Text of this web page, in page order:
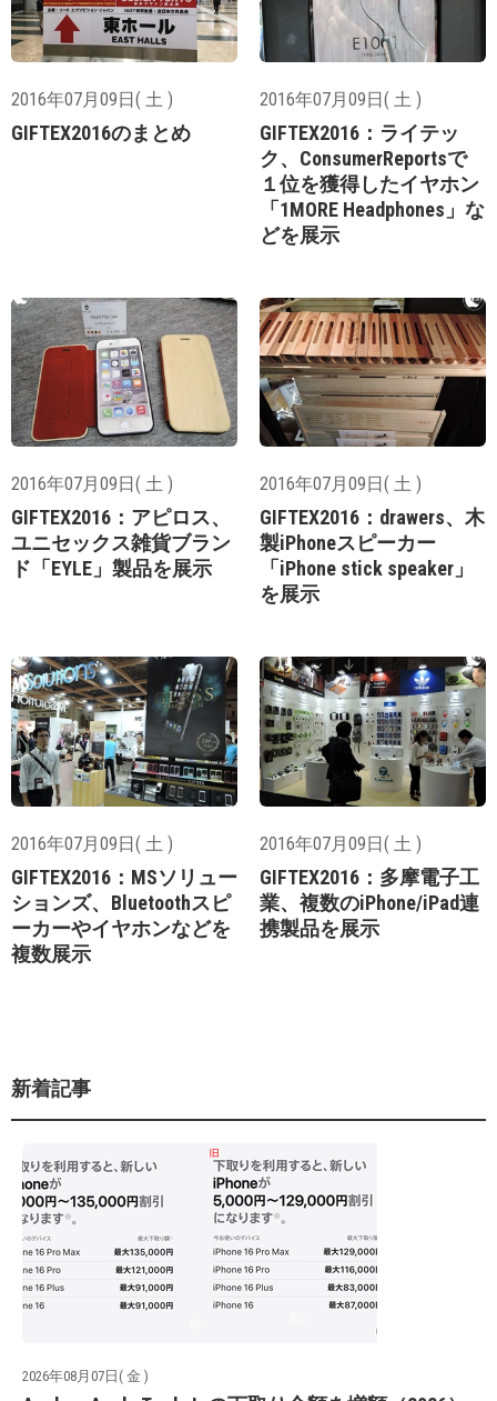
2016年07月09日( 土 )
GIFTEX2016のまとめ
2016年07月09日( 土 )
GIFTEX2016：ライテッ
ク、ConsumerReportsで
１位を獲得したイヤホン
「1MORE Headphones」な
どを展示
2016年07月09日( 土 )
GIFTEX2016：アピロス、
ユニセックス雑貨ブラン
ド「EYLE」製品を展示
2016年07月09日( 土 )
GIFTEX2016：drawers、木
製iPhoneスピーカー
「iPhone stick speaker」
を展示
2016年07月09日( 土 )
GIFTEX2016：MSソリュー
ションズ、Bluetoothスピ
ーカーやイヤホンなどを
複数展示
2016年07月09日( 土 )
GIFTEX2016：多摩電子工
業、複数のiPhone/iPad連
携製品を展示
新着記事
2026年08月07日( 金 )